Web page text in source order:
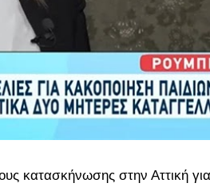
κατασκήνωσης στην Αττική